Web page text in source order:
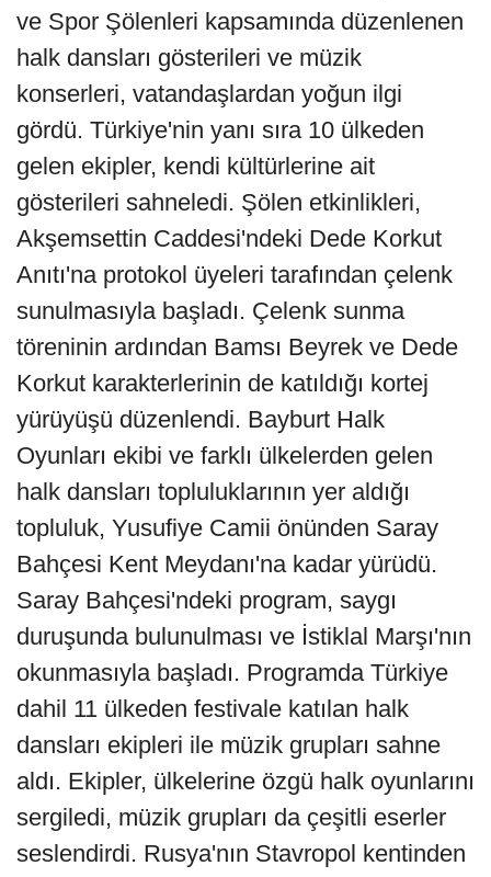
ve Spor Şölenleri kapsamında düzenlenen
halk dansları gösterileri ve müzik
konserleri, vatandaşlardan yoğun ilgi
gördü. Türkiye'nin yanı sıra 10 ülkeden
gelen ekipler, kendi kültürlerine ait
gösterileri sahneledi. Şölen etkinlikleri,
Akşemsettin Caddesi'ndeki Dede Korkut
Anıtı'na protokol üyeleri tarafından çelenk
sunulmasıyla başladı. Çelenk sunma
töreninin ardından Bamsı Beyrek ve Dede
Korkut karakterlerinin de katıldığı kortej
yürüyüşü düzenlendi. Bayburt Halk
Oyunları ekibi ve farklı ülkelerden gelen
halk dansları topluluklarının yer aldığı
topluluk, Yusufiye Camii önünden Saray
Bahçesi Kent Meydanı'na kadar yürüdü.
Saray Bahçesi'ndeki program, saygı
duruşunda bulunulması ve İstiklal Marşı'nın
okunmasıyla başladı. Programda Türkiye
dahil 11 ülkeden festivale katılan halk
dansları ekipleri ile müzik grupları sahne
aldı. Ekipler, ülkelerine özgü halk oyunlarını
sergiledi, müzik grupları da çeşitli eserler
seslendirdi. Rusya'nın Stavropol kentinden